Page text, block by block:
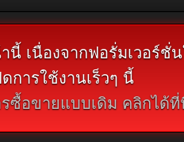
เนื่องจากฟอรั่มเวอร์ชั่
การใช้งานเร็วๆ นี้
ซื้อขายแบบเดิม คลิกได้